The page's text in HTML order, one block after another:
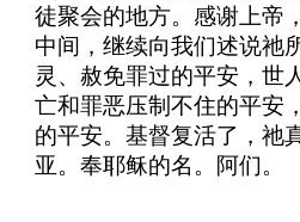
徒聚会的地方。感谢上帝
中间，继续向我们述说祂
灵、赦免罪过的平安，世
亡和罪恶压制不住的平安
的平安。基督复活了，祂
亚。奉耶稣的名。阿们。